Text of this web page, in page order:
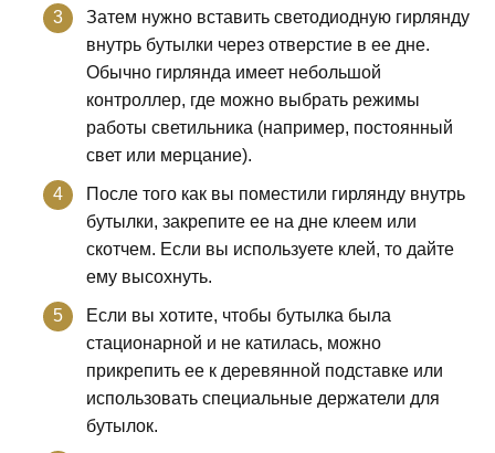
Затем нужно вставить светодиодную гирлянду
внутрь бутылки через отверстие в ее дне.
Обычно гирлянда имеет небольшой
контроллер, где можно выбрать режимы
работы светильника (например, постоянный
свет или мерцание).
После того как вы поместили гирлянду внутрь
бутылки, закрепите ее на дне клеем или
скотчем. Если вы используете клей, то дайте
ему высохнуть.
Если вы хотите, чтобы бутылка была
стационарной и не катилась, можно
прикрепить ее к деревянной подставке или
использовать специальные держатели для
бутылок.